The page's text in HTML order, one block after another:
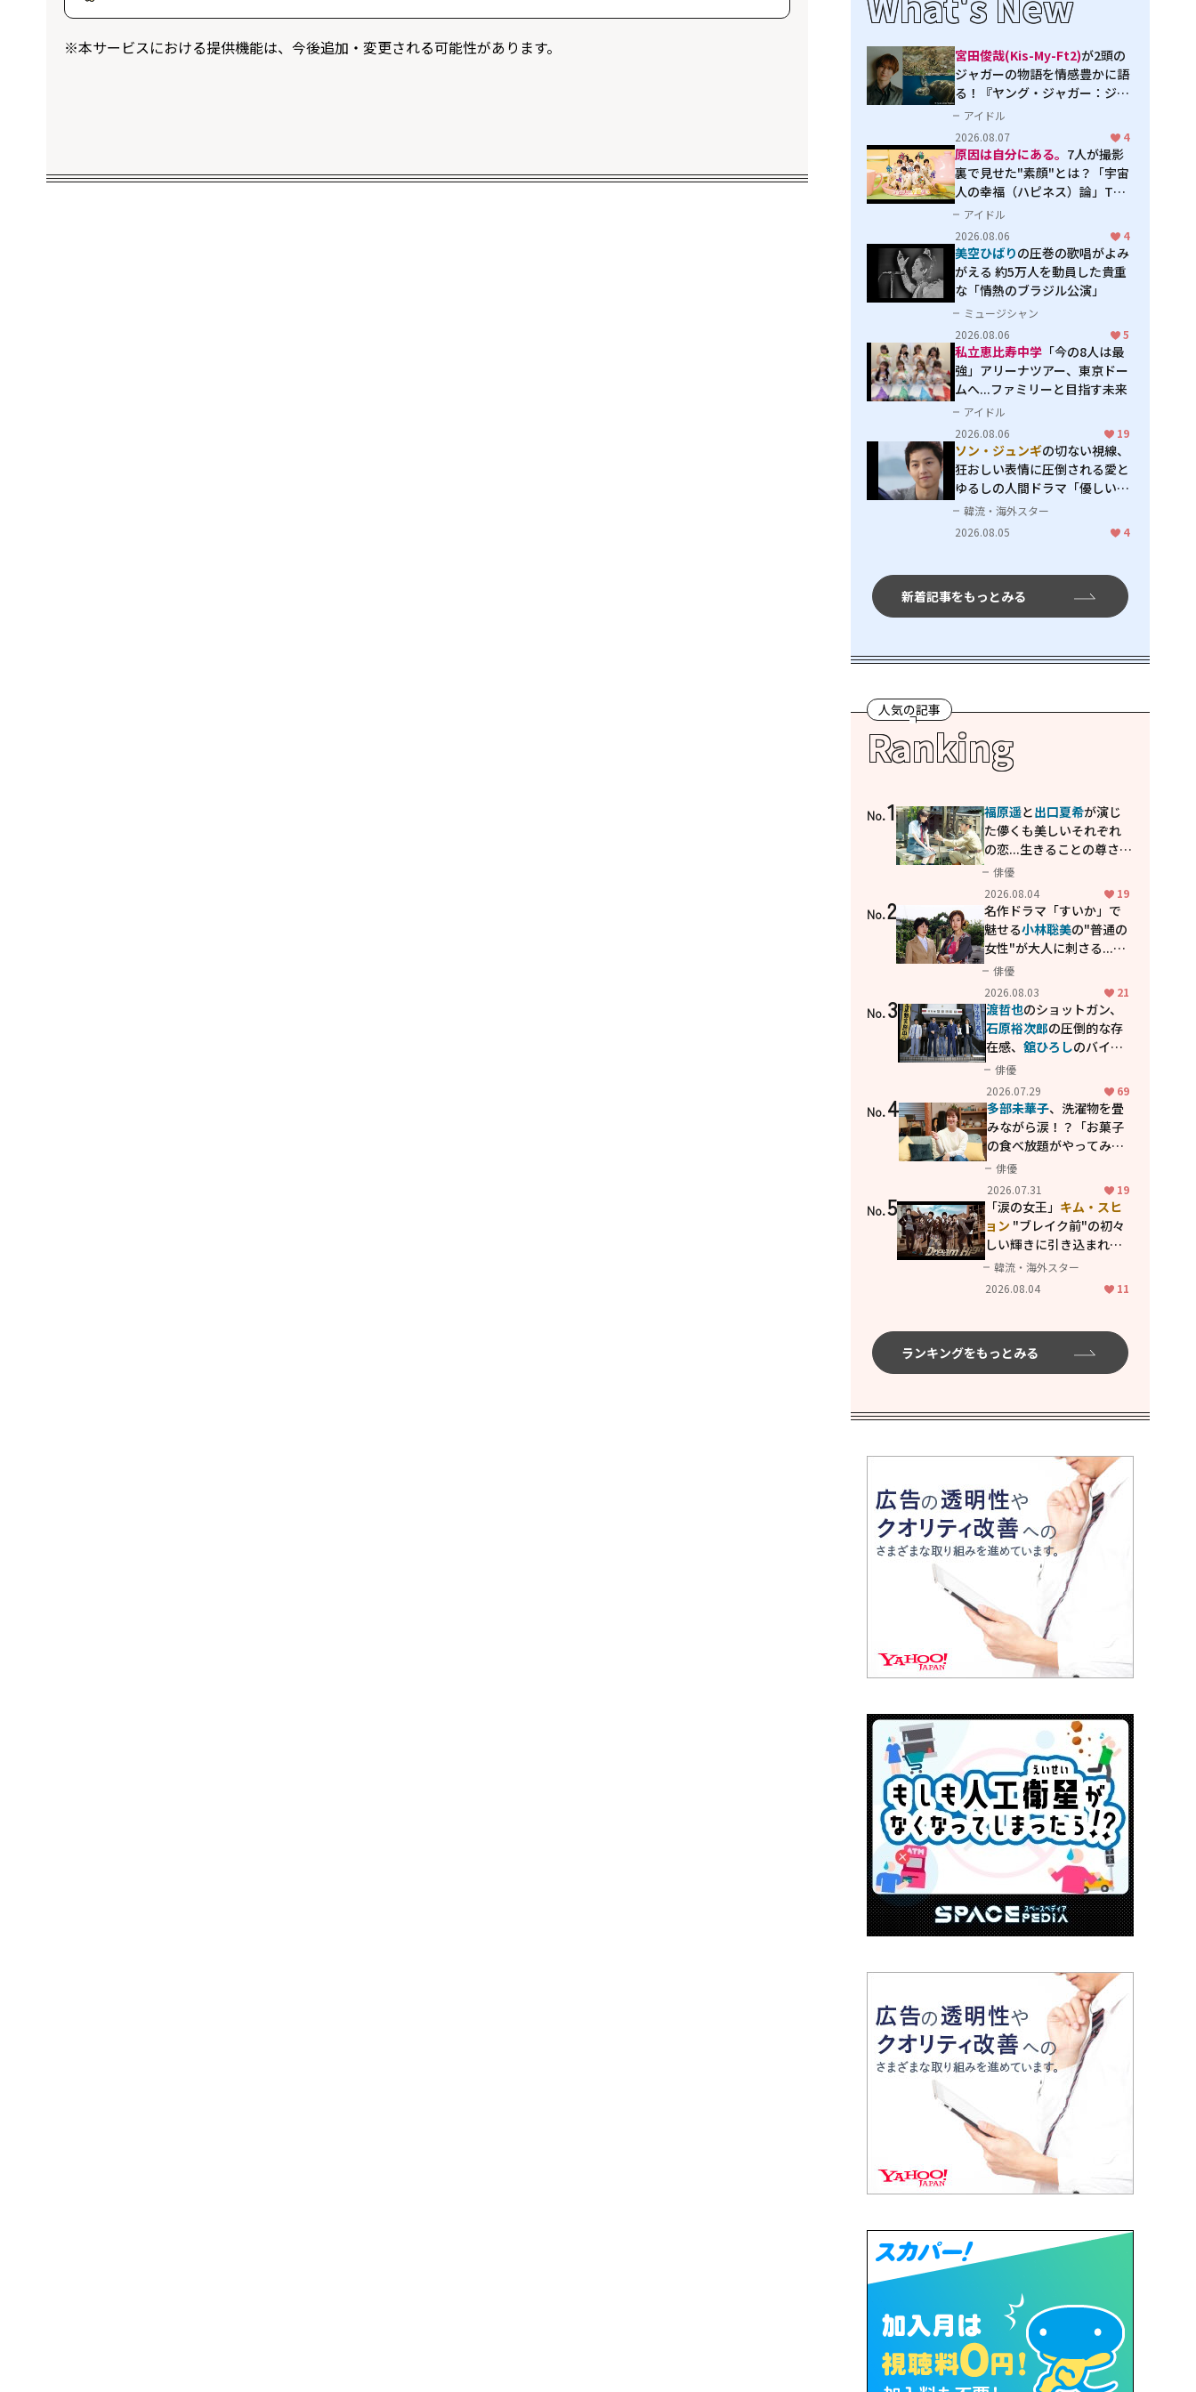
ログインユーザー限定のプレゼントに応募することができます。また、ログイン限定記事を閲覧
することができます。
※本サービスにおける提供機能は、今後追加・変更される可能性があります。 宮田俊哉(Kis-My-Ft2)が2頭の
ジャガーの物語を情感豊かに語
る！『ヤング・ジャガー：ジャ
ングル王への道』『ジャガーと
ウミガメの物語：熱帯林の守護
神』で見せるナレーションの妙
アイドル
2026.08.07
4
原因は自分にある。 7人が撮影
裏で見せた"素顔"とは？「宇宙
人の幸福（ハピネス）論」THE
MAKING
アイドル
2026.08.06
4
美空ひばりの圧巻の歌唱がよみ
がえる 約5万人を動員した貴重
な「情熱のブラジル公演」
ミュージシャン
2026.08.06
5
私立恵比寿中学 「今の8人は最
強」アリーナツアー、東京ドー
ムへ...ファミリーと目指す未来
アイドル
2026.08.06
19
ソン・ジュンギの切ない視線、
狂おしい表情に圧倒される――愛と
ゆるしの人間ドラマ「優しい
男」
韓流・海外スター
2026.08.05
4
新着記事をもっとみる
人気の記事
Ranking
No.1 福原遥と出口夏希が演じ
た儚くも美しいそれぞれ
の恋...生きることの尊さを
教えてくれた映画「あの
花が咲く丘で、君とまた出
会えたら。」
俳優
2026.08.04
19
No.2
名作ドラマ「すいか」で
魅せる小林聡美の"普通の
女性"が大人に刺さる...映
画「かもめ食堂」にも通
じる静かな芝居
俳優
2026.08.03
21
No.3 渡哲也のショットガン、
石原裕次郎の圧倒的な存
在感、舘ひろしのバイク
アクション！"大門軍
団"のカッコよさが詰まっ
た「西部警察 PART-II」
俳優
2026.07.29
69
No.4 多部未華子、洗濯物を畳
みながら涙！？「お菓子
の食べ放題がやってみた
い」ハンディファン4台の
暑さ対策も明かす
俳優
2026.07.31
19
No.5 「涙の女王」 キム・スヒ
ョン "ブレイク前"の初々
しい輝きに引き込まれ
る...2PM テギョン
共演の青春名作「ドリー
韓流・海外スター
2026.08.04
11
ランキングをもっとみる